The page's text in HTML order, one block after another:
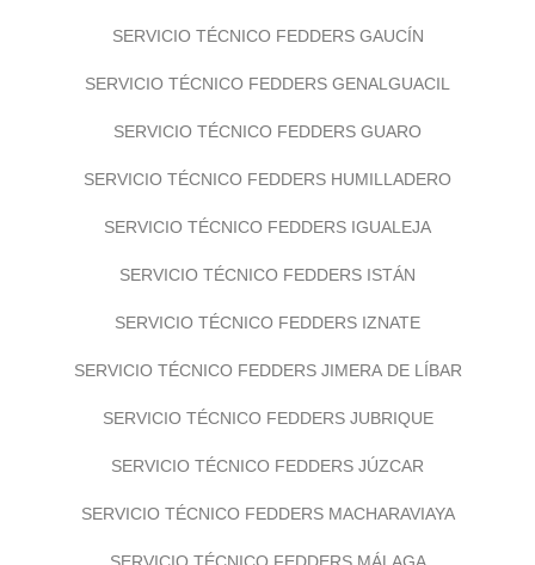
SERVICIO TÉCNICO FEDDERS GAUCÍN
SERVICIO TÉCNICO FEDDERS GENALGUACIL
SERVICIO TÉCNICO FEDDERS GUARO
SERVICIO TÉCNICO FEDDERS HUMILLADERO
SERVICIO TÉCNICO FEDDERS IGUALEJA
SERVICIO TÉCNICO FEDDERS ISTÁN
SERVICIO TÉCNICO FEDDERS IZNATE
SERVICIO TÉCNICO FEDDERS JIMERA DE LÍBAR
SERVICIO TÉCNICO FEDDERS JUBRIQUE
SERVICIO TÉCNICO FEDDERS JÚZCAR
SERVICIO TÉCNICO FEDDERS MACHARAVIAYA